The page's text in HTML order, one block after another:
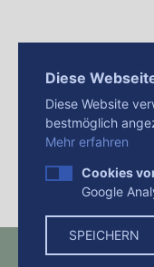
Diese
Diese Website
bestmöglich
Mehr erfahren
Cookies
Google
SPEICHERN